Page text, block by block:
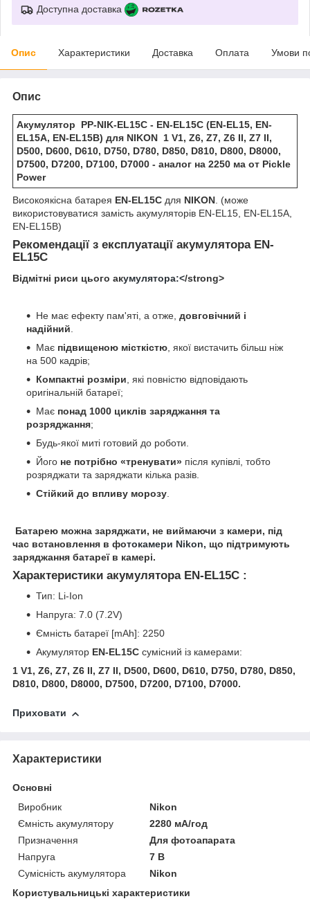
Доступна доставка
Опис Характеристики Доставка Оплата Умови
Опис
Акумулятор PP-NIK-EL15C - EN-EL15С (EN-EL15, EN-
EL15A, EN-EL15B) для NIKON 1 V1, Z6, Z7, Z6 II, Z7 II,
D500, D600, D610, D750, D780, D850, D810, D800, D8000,
D7500, D7200, D7100, D7000 - аналог на 2250 ма от Pickle
Power
Високоякісна батарея EN-EL15C для NIKON . (може
використовуватися замість акумуляторів EN-EL15, EN-EL15A,
EN-EL15B)
Рекомендації з експлуатації акумулятора EN-
EL15C
Відмітні риси цього акумулятора:</strong>
Не має ефекту пам'яті, а отже, довговічний і
надійний
Має підвищеною місткістю , якої вистачить більш ніж
на 500 кадрів;
Компактні розміри , які повністю відповідають
оригінальній батареї;
Має понад 1000 циклів заряджання та
розряджання;
Будь-якої миті готовий до роботи.
Його не потрібно «тренувати» після купівлі, тобто
розряджати та заряджати кілька разів.
Стійкий до впливу морозу
Батарею можна заряджати, не виймаючи з камери, під
час встановлення в фотокамери Nikon, що підтримують
заряджання батареї в камері.
Характеристики акумулятораEN-EL15C :
Тип: Li-Ion
Напруга: 7.0 (7.2V)
Ємність батареї [mAh]: 2250
Акумулятор EN-EL15C сумісний із камерами:
1 V1, Z6, Z7, Z6 II, Z7 II, D500, D600, D610, D750, D780, D850,
D810, D800, D8000, D7500, D7200, D7100, D7000.
Приховати
Характеристики
Основні
Виробник
Nikon
Ємність акумулятору
2280 мА/год
Призначення
Для фотоапарата
Напруга
7 В
Сумісність акумулятора
Nikon
Користувальницькі характеристики